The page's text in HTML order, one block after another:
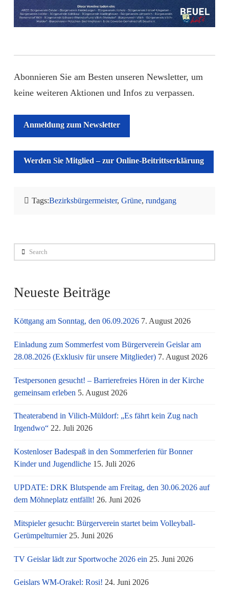
Abonnieren Sie am Besten unseren Newsletter, um
keine weiteren Aktionen und Infos zu verpassen.
Anmeldung zum Newsletter
Werden Sie Mitglied – zur Online-Beitrittserklärung
Tags:Bezirksbürgermeister, Grüne, rundgang
Search
Neueste Beiträge
Köttgang am Sonntag, den 06.09.2026 7. August 2026
Einladung zum Sommerfest vom Bürgerverein Geislar am
28.08.2026 (Exklusiv für unsere Mitglieder) 7. August 2026
Testpersonen gesucht! – Barrierefreies Hören in der Kirche
gemeinsam erleben 5. August 2026
Theaterabend in Vilich-Müldorf: „Es fährt kein Zug nach
Irgendwo“ 22. Juli 2026
Kostenloser Badespaß in den Sommerferien für Bonner
Kinder und Jugendliche 15. Juli 2026
UPDATE: DRK Blutspende am Freitag, den 30.06.2026 auf
dem Möhneplatz entfällt! 26. Juni 2026
Mitspieler gesucht: Bürgerverein startet beim Volleyball-
Gerümpelturnier 25. Juni 2026
TV Geislar lädt zur Sportwoche 2026 ein 25. Juni 2026
Geislars WM-Orakel: Rosi! 24. Juni 2026